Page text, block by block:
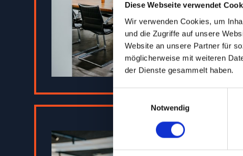
Diese Webseite verwendet
Wir verwenden Cookies, um
und die Zugriffe auf unsere
Website an unsere Partner für
möglicherweise mit weiteren
der Dienste gesammelt haben.
Einwilligungsauswahl
Notwendig
Umgebung für Schulungen,
nutzbar und mit Platz für bis zu 100
Ob U-Form, Stuhlkreis oder
Hamburg-Harburg passen sich
Hauptgebäudes und bieten
Mit direkter Anbindung an A1 und
diese Räume der ideale Ort für